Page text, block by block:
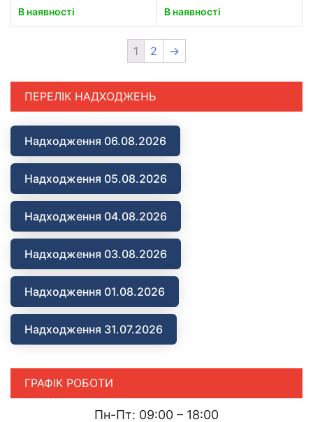
В наявності В наявності
1 2 →
ПЕРЕЛІК НАДХОДЖЕНЬ
Надходження 06.08.2026
Надходження 05.08.2026
Надходження 04.08.2026
Надходження 03.08.2026
Надходження 01.08.2026
Надходження 31.07.2026
ГРАФІК РОБОТИ
Пн-Пт: 09:00 – 18:00